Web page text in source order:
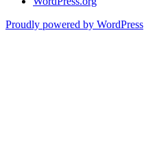
Proudly powered by WordPress